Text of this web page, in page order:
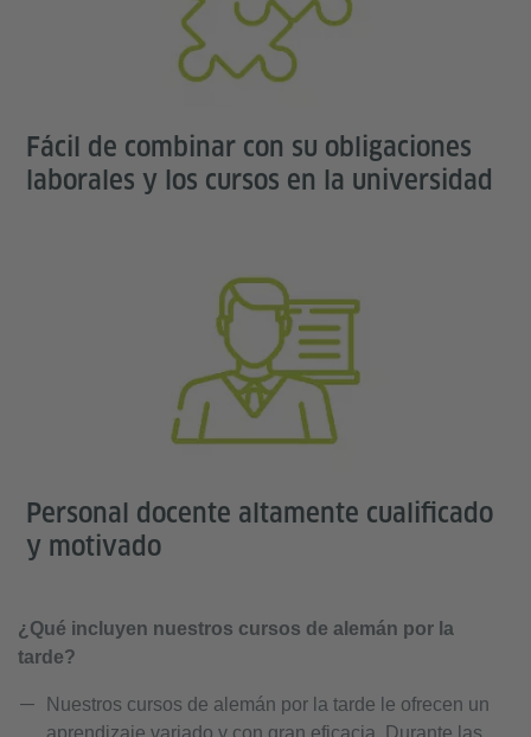
Fácil de combinar con su obligaciones
laborales y los cursos en la universidad
Personal docente altamente cualificado
y motivado
¿Qué incluyen nuestros cursos de alemán por la
tarde?
Nuestros cursos de alemán por la tarde le ofrecen un
aprendizaje variado y con gran eficacia. Durante las